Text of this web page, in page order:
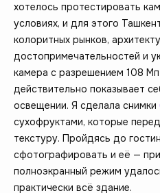
хотелось протестировать
условиях, и для этого
колоритных рынков,
достопримечательностей и
камера с разрешением 108
действительно показывает
освещении. Я сделала снимки
сухофруктами, которые
текстуру. Пройдясь до
сфотографировать и её —
полноэкранный режим
практически всё здание.